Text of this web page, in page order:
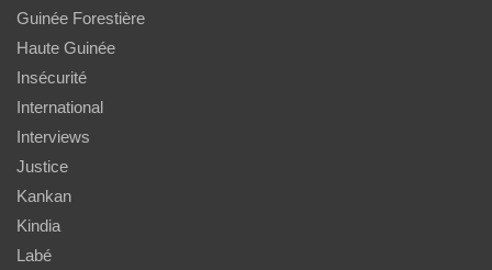
Guinée Forestière
Haute Guinée
Insécurité
International
Interviews
Justice
Kankan
Kindia
Labé